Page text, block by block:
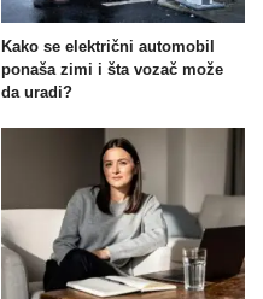
Kako se električni automobil
ponaša zimi i šta vozač može
da uradi?